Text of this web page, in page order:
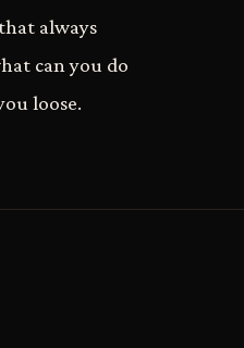
always
can you do
loose.